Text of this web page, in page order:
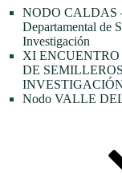
NODO CALDAS
Departamental de
Investigación
XI
DE
Nodo VALLE